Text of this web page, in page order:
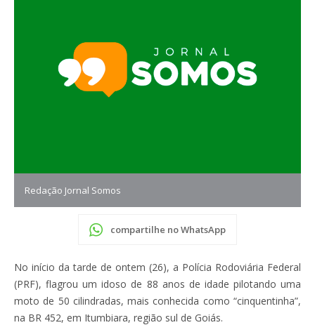
Redação Jornal Somos
compartilhe no WhatsApp
No início da tarde de ontem (26), a Polícia Rodoviária Federal
(PRF), flagrou um idoso de 88 anos de idade pilotando uma
moto de 50 cilindradas, mais conhecida como “cinquentinha”,
na BR 452, em Itumbiara, região sul de Goiás.